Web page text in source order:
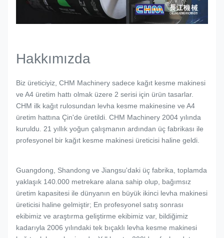
Hakkımızda
Biz üreticiyiz, CHM Machinery sadece kağıt kesme makinesi
ve A4 üretim hattı olmak üzere 2 serisi için ürün tasarlar.
CHM ilk kağıt rulosundan levha kesme makinesine ve A4
üretim hattına Çin'de üretildi. CHM Machinery 2004 yılında
kuruldu. 21 yıllık yoğun çalışmanın ardından üç fabrikası ile
profesyonel bir kağıt kesme makinesi üreticisi haline geldi.
Guangdong, Shandong ve Jiangsu'daki üç fabrika, toplamda
yaklaşık 140.000 metrekare alana sahip olup, bağımsız
üretim kapasitesi ile dünyanın en büyük ikinci levha makinesi
üreticisi haline gelmiştir; En profesyonel satış sonrası
ekibimiz ve araştırma geliştirme ekibimiz var, bildiğimiz
kadarıyla 2006 yılındaki tek bıçaklı levha kesme makinesi